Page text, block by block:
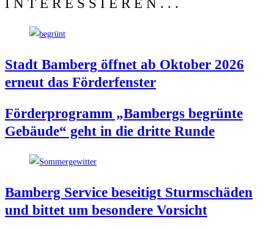
INTERESSIEREN...
Stadt Bam­berg öff­net ab Okto­ber 2026
erneut das Förderfenster
För­der­pro­gramm „Bam­bergs begrün­te
Gebäu­de“ geht in die drit­te Runde
Bam­berg Ser­vice besei­tigt Sturm­schä­den
und bit­tet um beson­de­re Vorsicht